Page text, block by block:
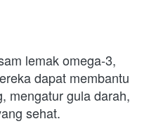
lemak omega-3,
dapat membantu
mengatur gula darah,
sehat.